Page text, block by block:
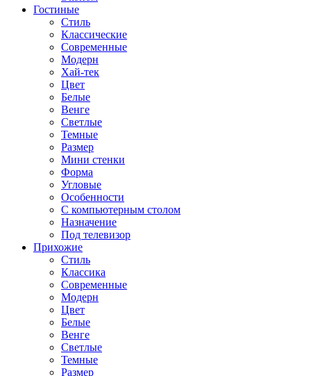
Гостиные
Стиль
Классические
Современные
Модерн
Хай-тек
Цвет
Белые
Венге
Светлые
Темные
Размер
Мини стенки
Форма
Угловые
Особенности
С компьютерным столом
Назначение
Под телевизор
Прихожие
Стиль
Классика
Современные
Модерн
Цвет
Белые
Венге
Светлые
Темные
Размер